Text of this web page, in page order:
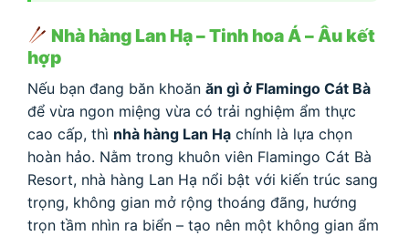
Nhà hàng Lan Hạ – Tinh hoa Á – Âu kết
hợp
Nếu bạn đang băn khoăn ăn gì ở Flamingo Cát Bà
để vừa ngon miệng vừa có trải nghiệm ẩm thực
cao cấp, thì nhà hàng Lan Hạ chính là lựa chọn
hoàn hảo. Nằm trong khuôn viên Flamingo Cát Bà
Resort, nhà hàng Lan Hạ nổi bật với kiến trúc sang
trọng, không gian mở rộng thoáng đãng, hướng
trọn tầm nhìn ra biển – tạo nên một không gian ẩm